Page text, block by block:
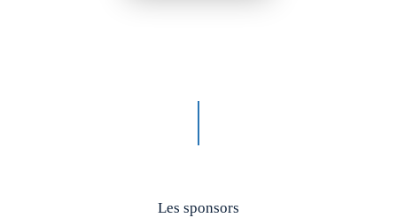
Les sponsors